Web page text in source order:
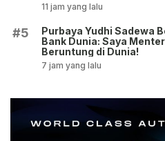
11 jam yang lalu
#5
Purbaya Yudhi Sadewa
Bank Dunia: Saya
Beruntung di Dunia!
7 jam yang lalu